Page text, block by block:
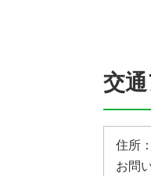
交
住所
お問